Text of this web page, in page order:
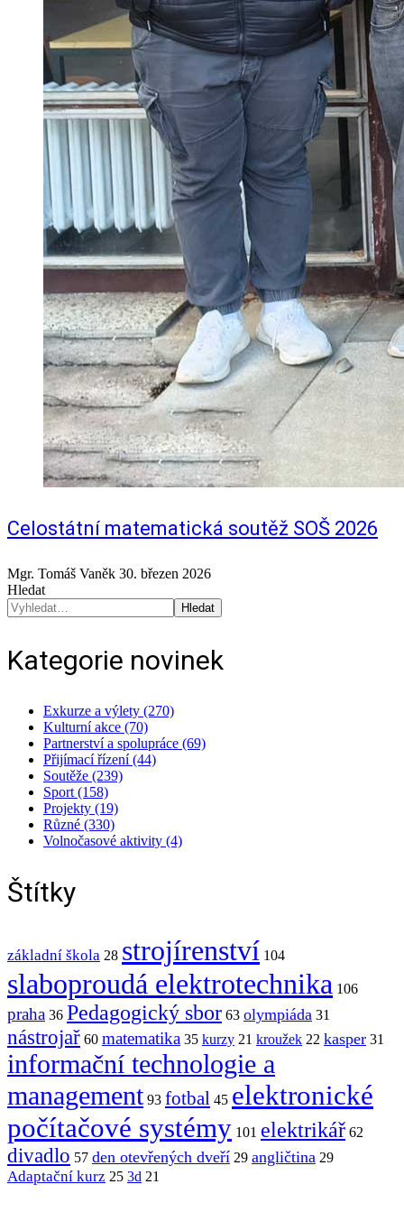
Celostátní matematická soutěž SOŠ 2026
Mgr. Tomáš Vaněk 30. březen 2026
Hledat
Hledat
Kategorie novinek
Exkurze a výlety (270)
Kulturní akce (70)
Partnerství a spolupráce (69)
Přijímací řízení (44)
Soutěže (239)
Sport (158)
Projekty (19)
Různé (330)
Volnočasové aktivity (4)
Štítky
základní škola 28 strojírenství 104
slaboproudá elektrotechnika 106
praha 36 Pedagogický sbor 63 olympiáda 31
nástrojař 60 matematika 35 kurzy 21 kroužek 22 kasper 31
informační technologie a
management 93 fotbal 45 elektronické
počítačové systémy 101 elektrikář 62
divadlo 57 den otevřených dveří 29 angličtina 29
Adaptační kurz 25 3d 21